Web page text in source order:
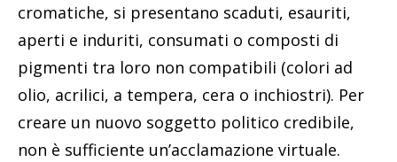
cromatiche, si presentano scaduti, esauriti,
aperti e induriti, consumati o composti di
pigmenti tra loro non compatibili (colori ad
olio, acrilici, a tempera, cera o inchiostri). Per
creare un nuovo soggetto politico credibile,
non è sufficiente un’acclamazione virtuale.